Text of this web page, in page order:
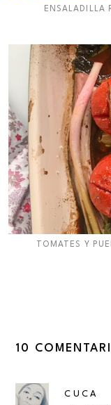
ENSALADILLA
TOMATES Y
10
CUCA